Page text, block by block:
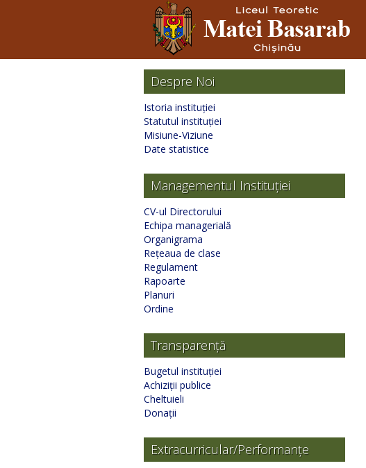
Despre Noi
Istoria instituției
Statutul instituției
Misiune-Viziune
Date statistice
Managementul Instituției
CV-ul Directorului
Echipa managerială
Organigrama
Rețeaua de clase
Regulament
Rapoarte
Planuri
Ordine
Transparență
Bugetul instituției
Achiziții publice
Cheltuieli
Donații
Extracurricular/Performanțe